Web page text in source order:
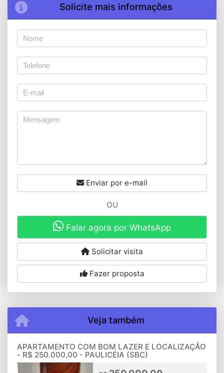
Solicite mais informações
Enviar por e-mail
OU
Falar agora por WhatsApp
Solicitar visita
Fazer proposta
Veja também
APARTAMENTO COM BOM LAZER E LOCALIZAÇÃO
- R$ 250.000,00 - PAULICÉIA (SBC)